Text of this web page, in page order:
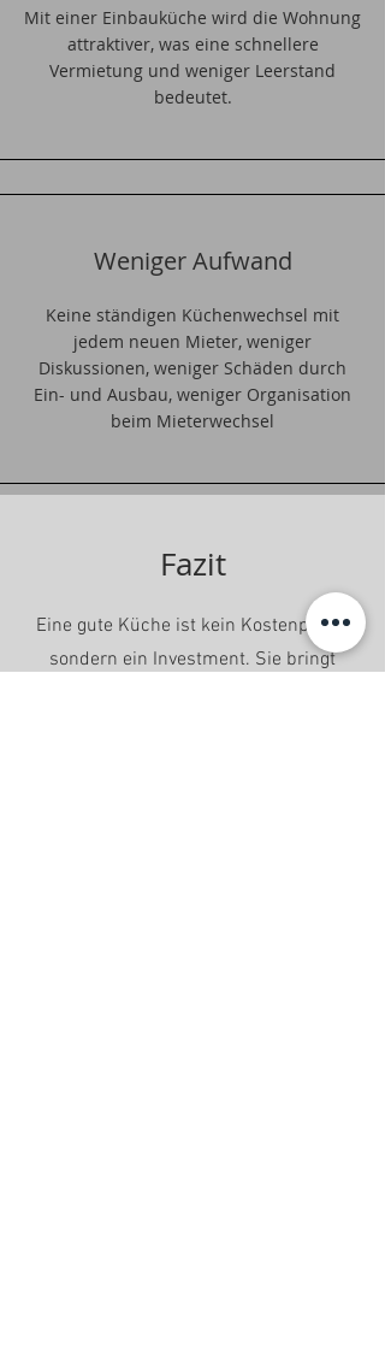
Mit einer Einbauküche wird die Wohnung
attraktiver, was eine schnellere
Vermietung und weniger Leerstand
bedeutet.
Weniger Aufwand
Keine ständigen Küchenwechsel mit
jedem neuen Mieter, weniger
Diskussionen, weniger Schäden durch
Ein- und Ausbau, weniger Organisation
beim Mieterwechsel
Fazit
Eine gute Küche ist kein Kostenpunkt,
sondern ein Investment. Sie bringt